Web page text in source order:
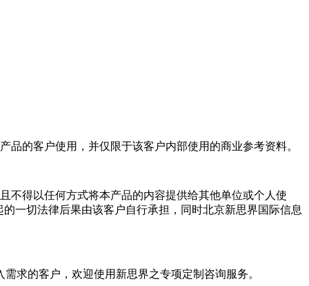
的客户使用，并仅限于该客户内部使用的商业参考资料。
不得以任何方式将本产品的内容提供给其他单位或个人使
一切法律后果由该客户自行承担，同时北京新思界国际信息
求的客户，欢迎使用新思界之专项定制咨询服务。